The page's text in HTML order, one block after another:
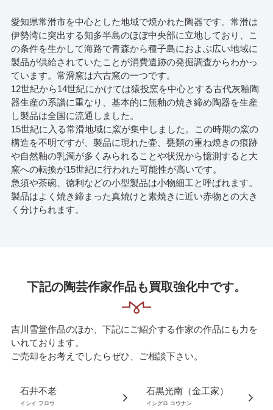
愛知県常滑市を中心とした地域で焼かれた陶器です。常滑は
伊勢湾に突出する知多半島のほぼ中央部に立地しており、こ
の条件を生かして海路で青森から種子島におよぶ広い地域に
製品が供給されていたことが消費遺跡の発掘調査からわかっ
ています。常滑窯は六古窯の一つです。
12世紀から14世紀にかけては猿投窯を中心とする古代灰釉陶
器生産の系譜に重なり、基本的に無釉の焼き締め陶器を生産
し製品は全国に流通しました。
15世紀に入る常滑地域に窯が集中しました。この時期の窯の
構造を不明ですが、製品に現れた壷、甕類の重ね焼きの痕跡
や自然釉の乳濁が多くみられることや状況から憶測すると大
窯への転換が15世紀に行われた可能性が高いです。
急須や茶碗、徳利などの小型製品は小物細工と呼ばれます。
製品はよく焼き締まった真焼けと素焼きに近い赤物との大き
く分けられます。
下記の陶芸作家作品も買取強化中です。
吉川雪堂作品のほか、下記にご紹介する作家の作品にも力を
いれております。
ご売却をお考えでしたらぜひ、ご相談下さい。
石井不老
イシイ フロウ
石黒光南（金工家）
イシグロ コウナン